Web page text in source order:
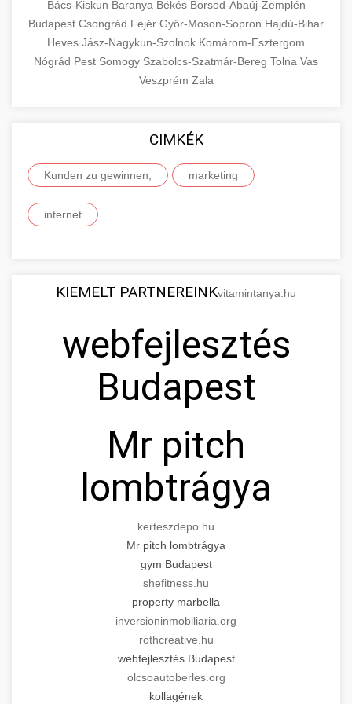
Bács-Kiskun Baranya Békés Borsod-Abaúj-Zemplén
Budapest Csongrád Fejér Győr-Moson-Sopron Hajdú-Bihar
Heves Jász-Nagykun-Szolnok Komárom-Esztergom
Nógrád Pest Somogy Szabolcs-Szatmár-Bereg Tolna Vas
Veszprém Zala
CIMKÉK
Kunden zu gewinnen, marketing
internet
KIEMELT PARTNEREINKvitamintanya.hu
webfejlesztés
Budapest
Mr pitch
lombtrágya
kerteszdepo.hu
Mr pitch lombtrágya
gym Budapest
shefitness.hu
property marbella
inversioninmobiliaria.org
rothcreative.hu
webfejlesztés Budapest
olcsoautoberles.org
kollagének